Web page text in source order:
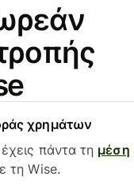
χρημάτων
πάντα τη μέση
τη Wise.